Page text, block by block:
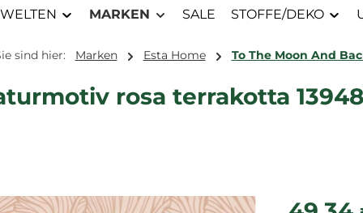
MARKEN SALE STOFFE/DEKO
sind hier: Marken Esta Home To The Moon And
rosa terrakotta
Regulärer